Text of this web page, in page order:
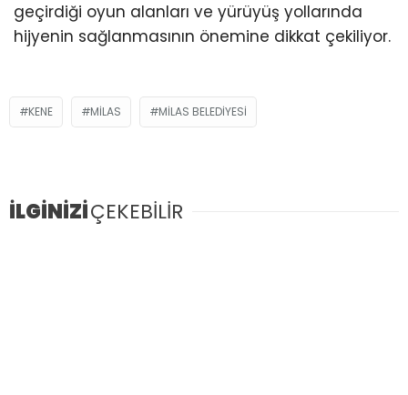
geçirdiği oyun alanları ve yürüyüş yollarında
hijyenin sağlanmasının önemine dikkat çekiliyor.
KENE MILAS MILAS BELEDIYESI
İLGİNİZİÇEKEBİLİR